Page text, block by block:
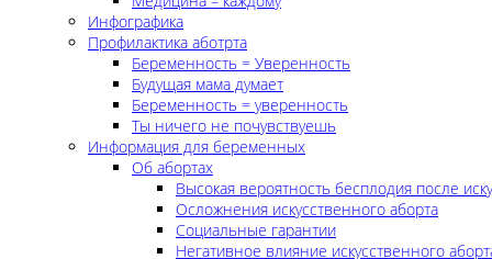
Инфографика
Профилактика аботрта
Беременность = Уверенность
Будущая мама думает
Беременность = уверенность
Ты ничего не почувствуешь
Информация для беременных
Об абортах
Высокая вероятность бесплодия после
Осложнения искусственного аборта
Социальные гарантии
Негативное влияние искусственного